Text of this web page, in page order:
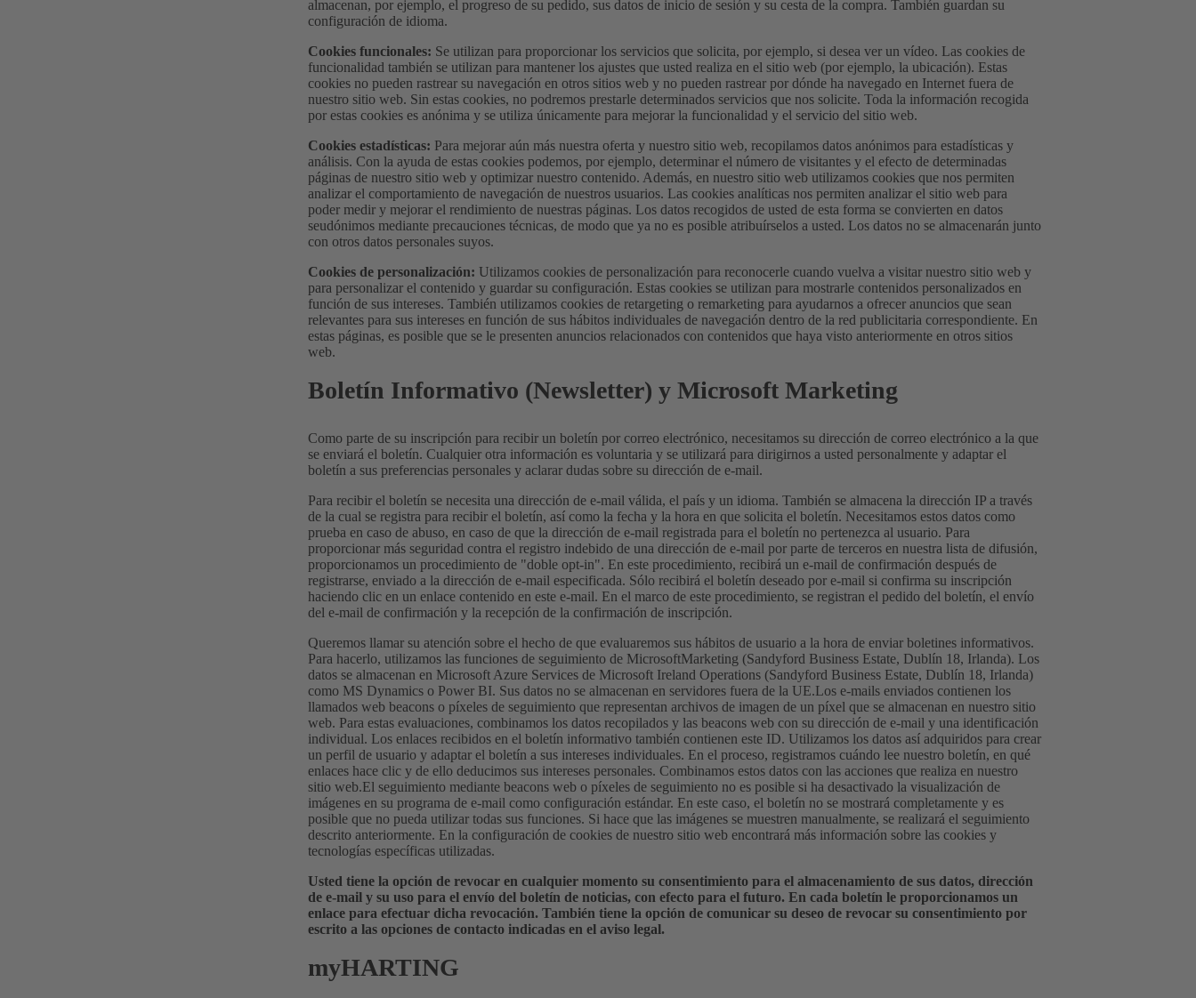
almacenan, por ejemplo, el progreso de su pedido, sus datos de inicio de sesión y su cesta de la compra. También guardan su
configuración de idioma.
Cookies funcionales: Se utilizan para proporcionar los servicios que solicita, por ejemplo, si desea ver un vídeo. Las cookies de
funcionalidad también se utilizan para mantener los ajustes que usted realiza en el sitio web (por ejemplo, la ubicación). Estas
cookies no pueden rastrear su navegación en otros sitios web y no pueden rastrear por dónde ha navegado en Internet fuera de
nuestro sitio web. Sin estas cookies, no podremos prestarle determinados servicios que nos solicite. Toda la información recogida
por estas cookies es anónima y se utiliza únicamente para mejorar la funcionalidad y el servicio del sitio web.
Cookies estadísticas: Para mejorar aún más nuestra oferta y nuestro sitio web, recopilamos datos anónimos para estadísticas y
análisis. Con la ayuda de estas cookies podemos, por ejemplo, determinar el número de visitantes y el efecto de determinadas
páginas de nuestro sitio web y optimizar nuestro contenido. Además, en nuestro sitio web utilizamos cookies que nos permiten
analizar el comportamiento de navegación de nuestros usuarios. Las cookies analíticas nos permiten analizar el sitio web para
poder medir y mejorar el rendimiento de nuestras páginas. Los datos recogidos de usted de esta forma se convierten en datos
seudónimos mediante precauciones técnicas, de modo que ya no es posible atribuírselos a usted. Los datos no se almacenarán junto
con otros datos personales suyos.
Cookies de personalización: Utilizamos cookies de personalización para reconocerle cuando vuelva a visitar nuestro sitio web y
para personalizar el contenido y guardar su configuración. Estas cookies se utilizan para mostrarle contenidos personalizados en
función de sus intereses. También utilizamos cookies de retargeting o remarketing para ayudarnos a ofrecer anuncios que sean
relevantes para sus intereses en función de sus hábitos individuales de navegación dentro de la red publicitaria correspondiente. En
estas páginas, es posible que se le presenten anuncios relacionados con contenidos que haya visto anteriormente en otros sitios
web.
Boletín Informativo (Newsletter) y Microsoft Marketing
Como parte de su inscripción para recibir un boletín por correo electrónico, necesitamos su dirección de correo electrónico a la que
se enviará el boletín. Cualquier otra información es voluntaria y se utilizará para dirigirnos a usted personalmente y adaptar el
boletín a sus preferencias personales y aclarar dudas sobre su dirección de e-mail.
Para recibir el boletín se necesita una dirección de e-mail válida, el país y un idioma. También se almacena la dirección IP a través
de la cual se registra para recibir el boletín, así como la fecha y la hora en que solicita el boletín. Necesitamos estos datos como
prueba en caso de abuso, en caso de que la dirección de e-mail registrada para el boletín no pertenezca al usuario. Para
proporcionar más seguridad contra el registro indebido de una dirección de e-mail por parte de terceros en nuestra lista de difusión,
proporcionamos un procedimiento de "doble opt-in". En este procedimiento, recibirá un e-mail de confirmación después de
registrarse, enviado a la dirección de e-mail especificada. Sólo recibirá el boletín deseado por e-mail si confirma su inscripción
haciendo clic en un enlace contenido en este e-mail. En el marco de este procedimiento, se registran el pedido del boletín, el envío
del e-mail de confirmación y la recepción de la confirmación de inscripción.
Queremos llamar su atención sobre el hecho de que evaluaremos sus hábitos de usuario a la hora de enviar boletines informativos.
Para hacerlo, utilizamos las funciones de seguimiento de MicrosoftMarketing (Sandyford Business Estate, Dublín 18, Irlanda). Los
datos se almacenan en Microsoft Azure Services de Microsoft Ireland Operations (Sandyford Business Estate, Dublín 18, Irlanda)
como MS Dynamics o Power BI. Sus datos no se almacenan en servidores fuera de la UE.Los e-mails enviados contienen los
llamados web beacons o píxeles de seguimiento que representan archivos de imagen de un píxel que se almacenan en nuestro sitio
web. Para estas evaluaciones, combinamos los datos recopilados y las beacons web con su dirección de e-mail y una identificación
individual. Los enlaces recibidos en el boletín informativo también contienen este ID. Utilizamos los datos así adquiridos para crear
un perfil de usuario y adaptar el boletín a sus intereses individuales. En el proceso, registramos cuándo lee nuestro boletín, en qué
enlaces hace clic y de ello deducimos sus intereses personales. Combinamos estos datos con las acciones que realiza en nuestro
sitio web.El seguimiento mediante beacons web o píxeles de seguimiento no es posible si ha desactivado la visualización de
imágenes en su programa de e-mail como configuración estándar. En este caso, el boletín no se mostrará completamente y es
posible que no pueda utilizar todas sus funciones. Si hace que las imágenes se muestren manualmente, se realizará el seguimiento
descrito anteriormente. En la configuración de cookies de nuestro sitio web encontrará más información sobre las cookies y
tecnologías específicas utilizadas.
Usted tiene la opción de revocar en cualquier momento su consentimiento para el almacenamiento de sus datos, dirección
de e-mail y su uso para el envío del boletín de noticias, con efecto para el futuro. En cada boletín le proporcionamos un
enlace para efectuar dicha revocación. También tiene la opción de comunicar su deseo de revocar su consentimiento por
escrito a las opciones de contacto indicadas en el aviso legal.
myHARTING